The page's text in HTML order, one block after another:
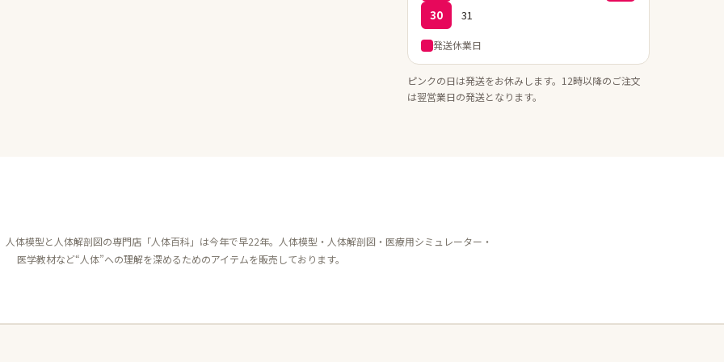
30
31
発送休業日
ピンクの日は発送をお休みします。12時以降のご注文
は翌営業日の発送となります。
人体模型と人体解剖図の専門店「人体百科」は今年で早22年。人体模型・人体解剖図・医療用シミュレーター・
医学教材など“人体”への理解を深めるためのアイテムを販売しております。